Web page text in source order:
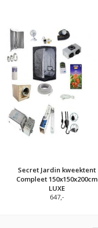
Secret Jardin kweektent
Compleet 150x150x200cm
LUXE
647,-